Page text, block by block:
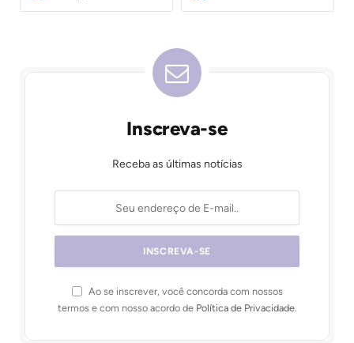
Inscreva-se
Receba as últimas notícias
Ao se inscrever, você concorda com nossos
termos e com nosso acordo de Política de Privacidade.